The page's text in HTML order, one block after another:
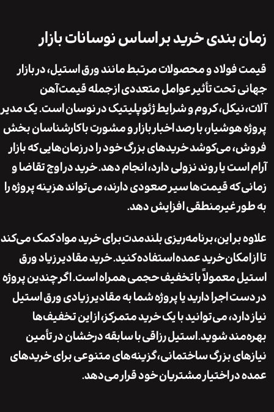
بندی خرید بر اساس نوسانات بازار
و محصولات مرتبط مانند ورق استیل، در بازار
تحت تأثیر عوامل متعددی از جمله قیمتآهن
نیکل،کرومو شرایط ژئوپلیتیک در نوسان است. یک مدیر
هوشیار، با رصد اخبار بازار و مشورت با کارشناسان بخش
می‌کوشد خریدهای بزرگ خود را در زمان‌هایی که بازار
یا روند نزولی دارد، انجام دهد. خرید در اوج تقاضا و
که قیمت‌ها سیر صعودی دارند، می‌تواند هزینه پروژه را
غیرمنطقی افزایش دهد.
این،برنامه‌ریزی بلندمدتبرای خرید مواد کمک می‌کند
خرید عمدهاستفاده کنید. خرید مقادیر زیاد ورق
معمولاً باتخفیف حجمیهمراه است. اگر چندین پروژه
اجرا دارید یا پروژه شما به مقادیر زیادی ورق استیل
می‌توانید با یک خرید متمرکز، از این تخفیف‌ها
شوید.استیل رزاقیبا سابقه درخشان در تأمین
بزرگ ساختمانی، گزینه‌های متنوعی برای خریدهای
اختیار مشتریان خود قرار می‌دهد.